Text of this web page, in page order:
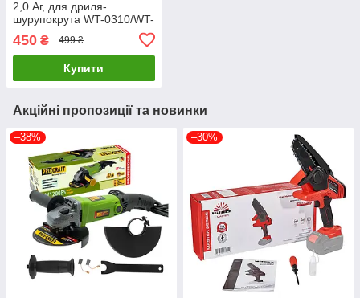
2,0 Аг, для дриля-
шурупокрута WT-0310/WT-
INTERTOOL WT-0319
450 ₴ 499 ₴
Купити
Акційні пропозиції та новинки
–38% –30%